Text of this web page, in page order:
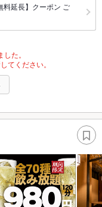
料延長】クーポン ご
た。
てください。